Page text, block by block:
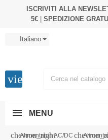
ISCRIVITI ALLA
5€
SPEDIZIONE
Italiano
view_headline
MENU
chevron_right
Alimentatori AC/DC